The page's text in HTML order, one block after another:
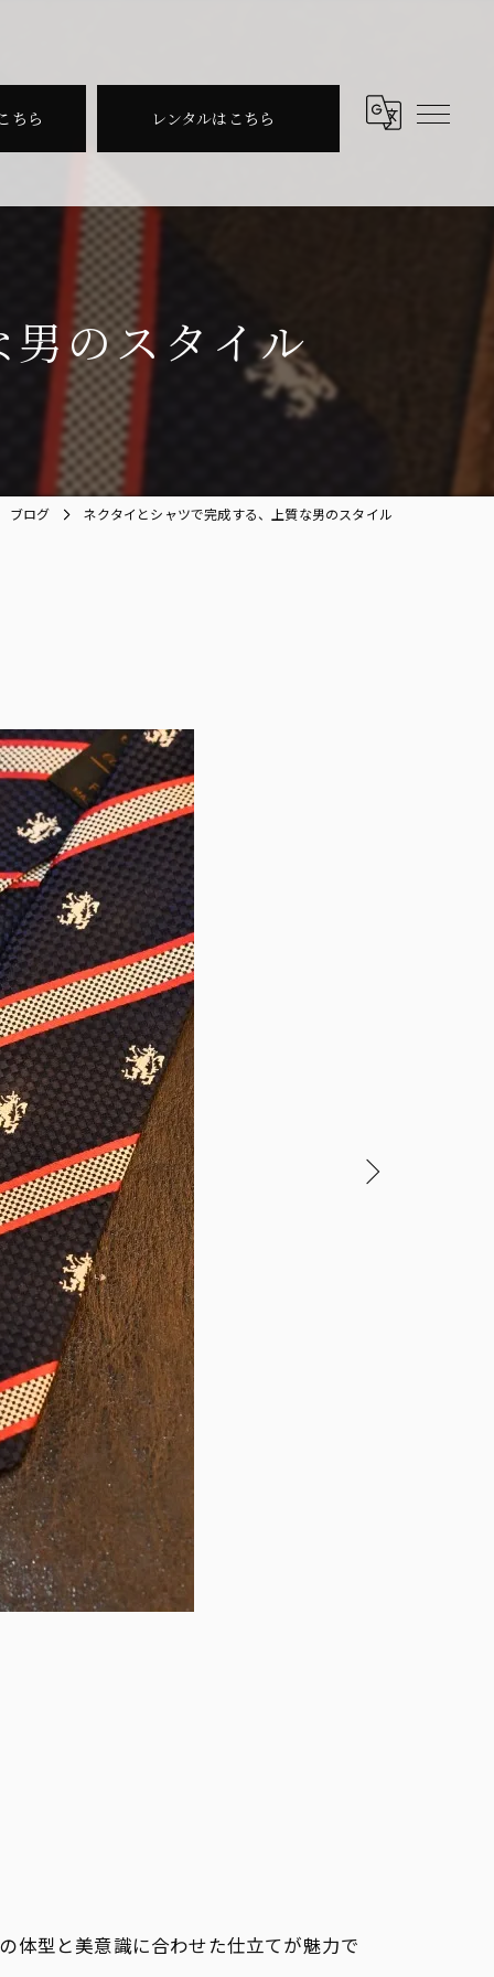
ちら レンタルはこちら
のスタイル
ブログ ネクタイとシャツで完成する、上質な男のスタイル
体型と美意識に合わせた仕立てが魅力で